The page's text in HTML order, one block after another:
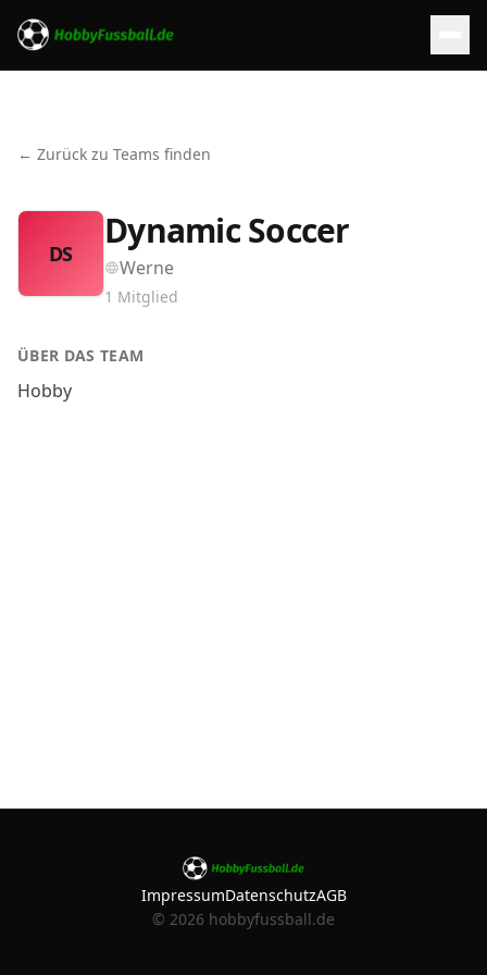
← Zurück zu Teams finden
DS
Dynamic Soccer
Werne
1 Mitglied
ÜBER DAS TEAM
Hobby
ImpressumDatenschutzAGB
© 2026 hobbyfussball.de